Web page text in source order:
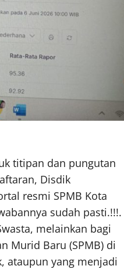
titipan dan pungutan
Disdik
resmi SPMB Kota
sudah pasti.!!!.
melainkan bagi
Murid Baru (SPMB) di
ataupun yang menjadi